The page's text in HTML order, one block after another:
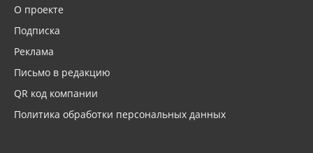
О проекте
Подписка
Реклама
Письмо в редакцию
QR код компании
Политика обработки персональных данных